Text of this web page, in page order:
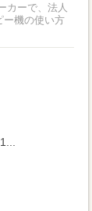
カーで、法人
ー機の使い方